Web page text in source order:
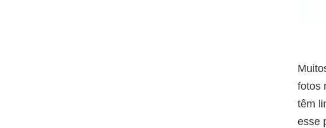
fotos
têm
esse